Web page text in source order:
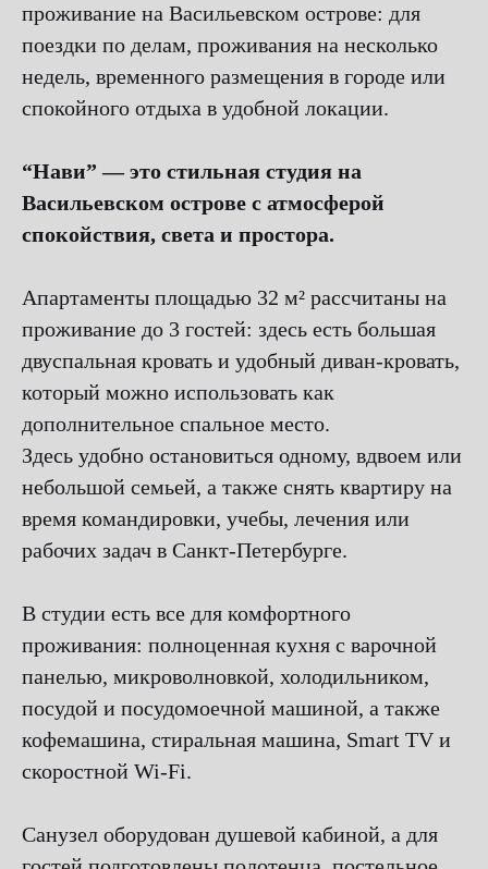
проживание на Васильевском острове: для
поездки по делам, проживания на несколько
недель, временного размещения в городе или
спокойного отдыха в удобной локации.
“Нави” — это стильная студия на
Васильевском острове с атмосферой
спокойствия, света и простора.
Апартаменты площадью 32 м² рассчитаны на
проживание до 3 гостей: здесь есть большая
двуспальная кровать и удобный диван-кровать,
который можно использовать как
дополнительное спальное место.
Здесь удобно остановиться одному, вдвоем или
небольшой семьей, а также снять квартиру на
время командировки, учебы, лечения или
рабочих задач в Санкт-Петербурге.
В студии есть все для комфортного
проживания: полноценная кухня с варочной
панелью, микроволновкой, холодильником,
посудой и посудомоечной машиной, а также
кофемашина, стиральная машина, Smart TV и
скоростной Wi-Fi.
Санузел оборудован душевой кабиной, а для